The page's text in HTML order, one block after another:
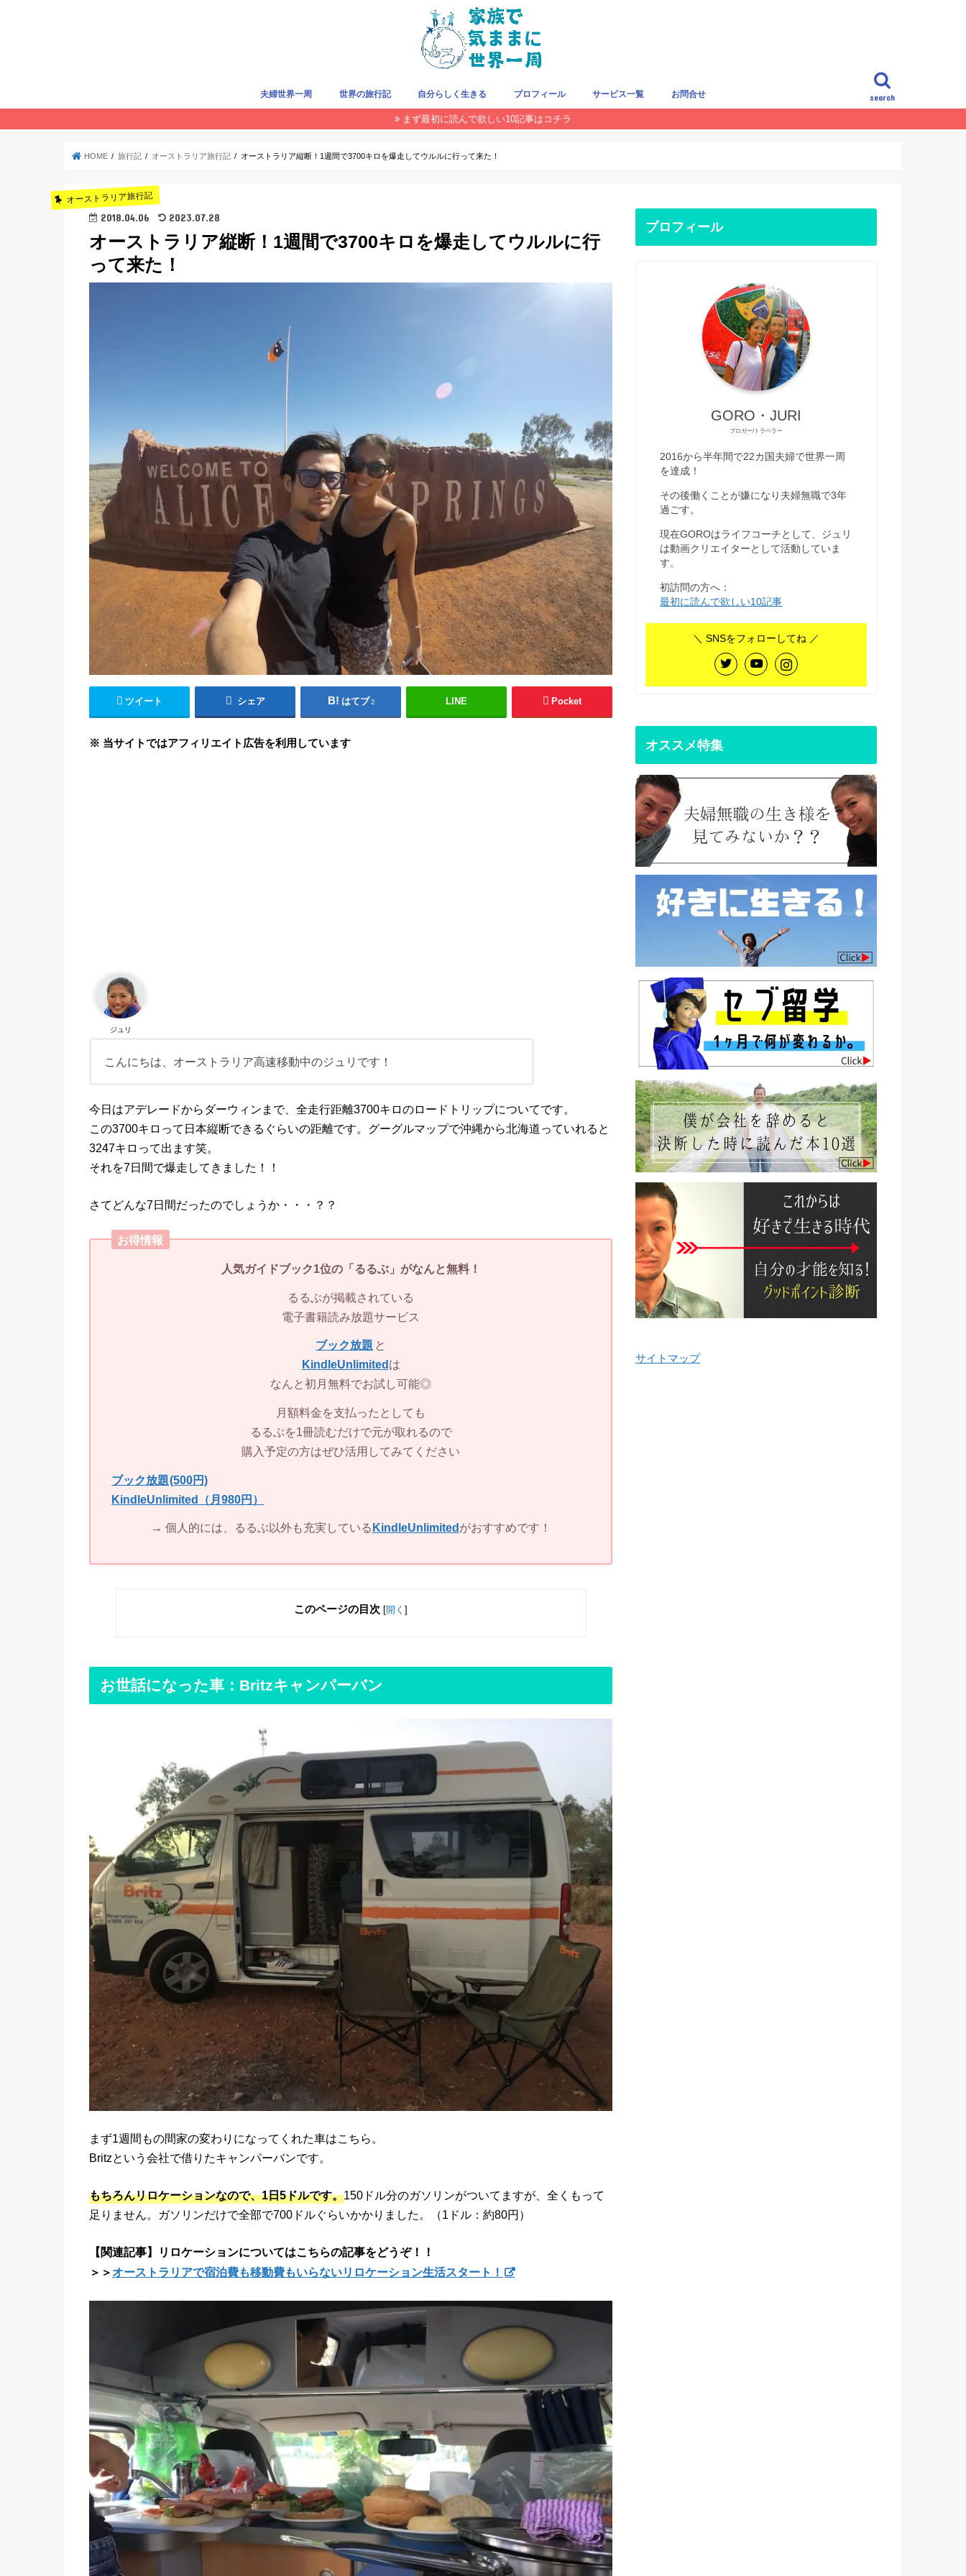
search
夫婦世界一周
旅をお得にする方法
クレジットカード
旅の持ち物
飛行機/LCC
国・地域で探す
世界の旅行記 自分らしく生きる
THIS WEEK
プロフィール サービス一覧 お問合せ
まず最初に読んで欲しい10記事はコチラ
HOME 旅行記 オーストラリア旅行記 オーストラリア縦断！1週間で3700キロを爆走してウルルに行って来た！
オーストラリア旅行記
2018.04.06 2023.07.28
オーストラリア縦断！1週間で3700キロを爆走してウルルに行
って来た！
ツイート シェア はてブ2 LINE Pocket
※ 当サイトではアフィリエイト広告を利用しています
ジュリ
こんにちは、オーストラリア高速移動中のジュリです！
今日はアデレードからダーウィンまで、全走行距離3700キロのロードトリップについてです。
この3700キロって日本縦断できるぐらいの距離です。グーグルマップで沖縄から北海道っていれると
3247キロって出ます笑。
それを7日間で爆走してきました！！
さてどんな7日間だったのでしょうか・・・？？
お得情報
人気ガイドブック1位の「 るるぶ」 がなんと無料！
るるぶが掲載されている
電子書籍読み放題サービス
ブック放題 と
KindleUnlimited は
なんと初月無料でお試し可能◎
月額料金を支払ったとしても
るるぶを1冊読むだけで元が取れるので
購入予定の方はぜひ活用してみてください
ブック放題(500円)
KindleUnlimited（月980円）
→ 個人的には、るるぶ以外も充実している KindleUnlimited がおすすめです！
このページの目次 [開く ]
お世話になった車：Britzキャンパーバン
まず1週間もの間家の変わりになってくれた車はこちら。
Britzという会社で借りたキャンパーバンです。
もちろんリロケーションなので、1日5ドルです。150ドル分のガソリンがついてますが、全くもって
足りません。ガソリンだけで全部で700ドルぐらいかかりました。（1ドル：約80円）
【関連記事】リロケーションについてはこちらの記事をどうぞ！！
＞＞ オーストラリアで宿泊費も移動費もいらないリロケーション生活スタート！
プロフィール
GORO・JURI
ブロガー/トラベラー
2016から半年間で22カ国夫婦で世界一周
を達成！
その後働くことが嫌になり夫婦無職で3年
過ごす。
現在GOROはライフコーチとして、ジュリ
は動画クリエイターとして活動していま
す。
初訪問の方へ：
最初に読んで欲しい10記事
＼ SNSをフォローしてね ／
オススメ特集
サイトマップ